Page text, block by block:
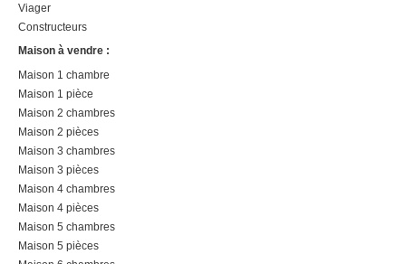
Viager
Constructeurs
Maison à vendre :
Maison 1 chambre
Maison 1 pièce
Maison 2 chambres
Maison 2 pièces
Maison 3 chambres
Maison 3 pièces
Maison 4 chambres
Maison 4 pièces
Maison 5 chambres
Maison 5 pièces